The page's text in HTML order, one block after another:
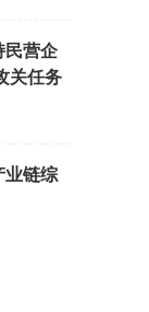
民营企
关任务
业链综